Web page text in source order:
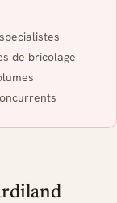
de bricolage